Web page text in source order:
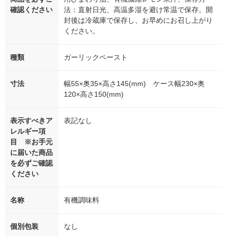
確認ください
法：直射日光、高温多湿を避け常温で保存。開
封後は冷蔵庫で保存し、お早めにお召し上がり
ください。
種類 ガーリックペースト
寸法
幅55×奥35×高さ145(mm) ケース幅230×奥
120×高さ150(mm)
表示すべきア
レルギー項
目 ※お手元
に届いた商品
を必ずご確認
ください
表記なし
名称 有機調味料
個別包装 なし